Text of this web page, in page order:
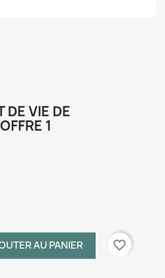
DE VIE DE
1
AU PANIER favorite_border